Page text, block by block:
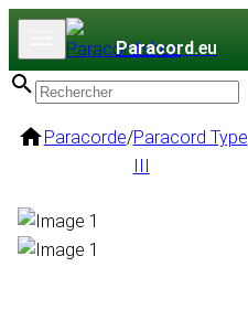
Paracord.eu
Paracorde/Paracord Type
III